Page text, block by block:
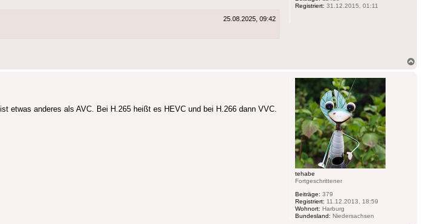
Registriert: 31.12.2015, 01:11
25.08.2025, 09:42
tehabe
Fortgeschrittener
Beiträge: 379
Registriert: 11.12.2013, 18:59
Wohnort: Harburg
Bundesland: Niedersachsen
etwas anderes als AVC. Bei H.265 heißt es HEVC und bei H.266 dann VVC.